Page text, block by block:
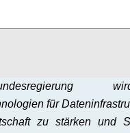
für
zu stärken und